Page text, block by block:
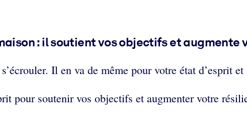
: il soutient vos objectifs et augmente
Il en va de même pour votre état d’esprit
pour soutenir vos objectifs et augmenter votre